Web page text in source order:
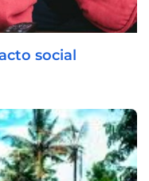
social